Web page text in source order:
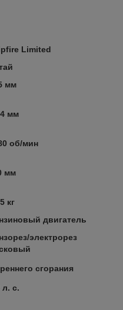
Limited
мм
мм
об/мин
мм
кг
двигатель
электрорез
сгорания
л. с.